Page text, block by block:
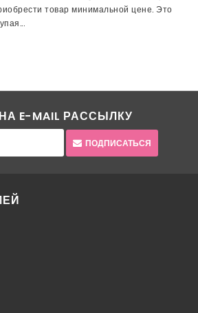
товар минимальной цене. Это
E-MAIL РАССЫЛКУ
ПОДПИСАТЬСЯ